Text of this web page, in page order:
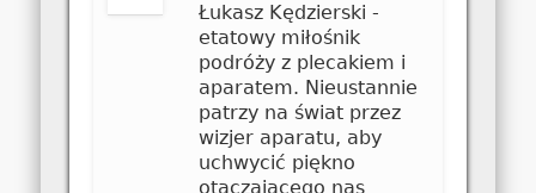
Łukasz Kędzierski -
etatowy miłośnik
podróży z plecakiem i
aparatem. Nieustannie
patrzy na świat przez
wizjer aparatu, aby
uchwycić piękno
otaczającego nas